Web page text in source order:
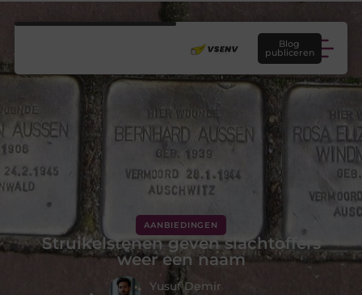
Blog
publiceren
AANBIEDINGEN
Struikelstenen geven slachtoffers
weer een naam
Yusuf Demir